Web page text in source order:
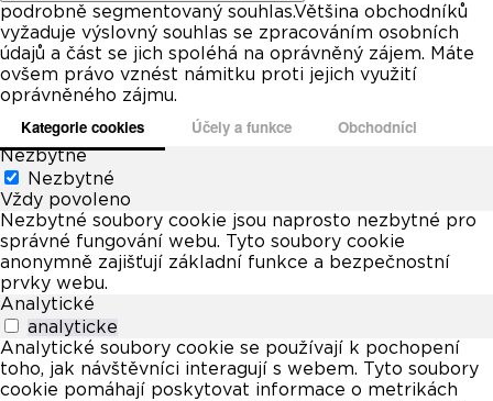
podrobně segmentovaný souhlas.Většina obchodníků
vyžaduje výslovný souhlas se zpracováním osobních
údajů a část se jich spoléhá na oprávněný zájem. Máte
ovšem právo vznést námitku proti jejich využití
oprávněného zájmu.
Kategorie cookies Účely a funkce Obchodníci
Nezbytné
Nezbytné
Vždy povoleno
Nezbytné soubory cookie jsou naprosto nezbytné pro
správné fungování webu. Tyto soubory cookie
anonymně zajišťují základní funkce a bezpečnostní
prvky webu.
Analytické
analyticke
Analytické soubory cookie se používají k pochopení
toho, jak návštěvníci interagují s webem. Tyto soubory
cookie pomáhají poskytovat informace o metrikách